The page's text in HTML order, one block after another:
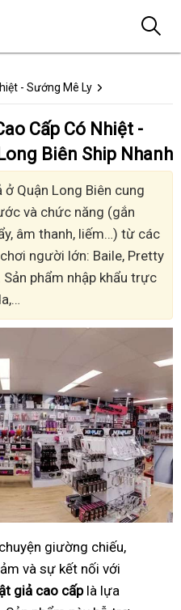
- Sướng Mê Ly
Cấp Có Nhiệt -
Biên Ship Nhanh
Quận Long Biên cung
và chức năng (gắn
âm thanh, liếm…) từ các
người lớn: Baile, Pretty
Sản phẩm nhập khẩu trực
giường chiếu,
và sự kết nối với
giả cao cấplà lựa